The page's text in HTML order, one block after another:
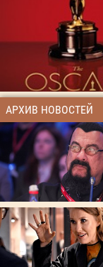
АРХИВ НОВОСТЕЙ